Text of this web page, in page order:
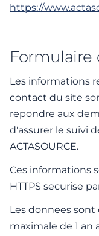
https://
Formulaire
Les informations
contact du site
repondre aux
d'assurer le suivi
ACTASOURCE.
Ces informations
HTTPS securise
Les donnees
maximale de 1